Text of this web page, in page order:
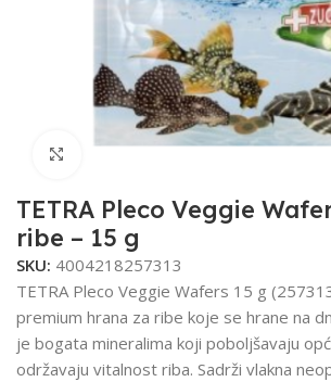
TETRA Pleco Veggie
ribe – 15 g
SKU: 4004218257313
TETRA Pleco Veggie Wafers 15 g
premium hrana za ribe koje se hrane na
je bogata mineralima koji poboljšavaju
održavaju vitalnost riba. Sadrži vlakna